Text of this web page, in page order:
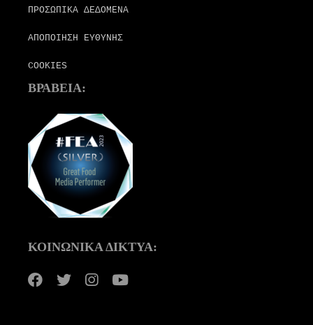
ΠΡΟΣΩΠΙΚΑ ΔΕΔΟΜΕΝΑ
ΑΠΟΠΟΙΗΣΗ ΕΥΘΥΝΗΣ
COOKIES
ΒΡΑΒΕΙΑ:
ΚΟΙΝΩΝΙΚΑ ΔΙΚΤΥΑ: